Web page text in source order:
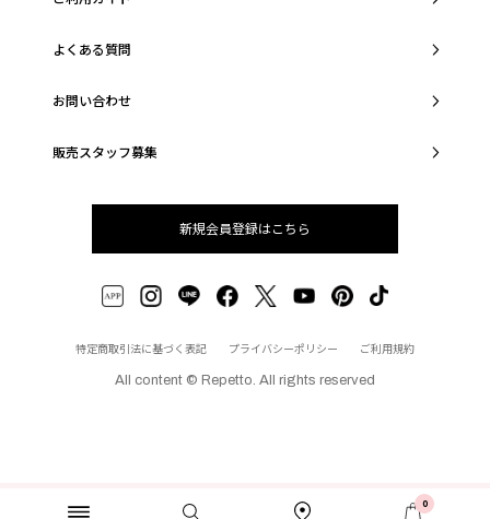
0
よくある質問
お問い合わせ
販売スタッフ募集
新規会員登録はこちら
特定商取引法に基づく表記 プライバシーポリシー ご利用規約
All content © Repetto. All rights reserved